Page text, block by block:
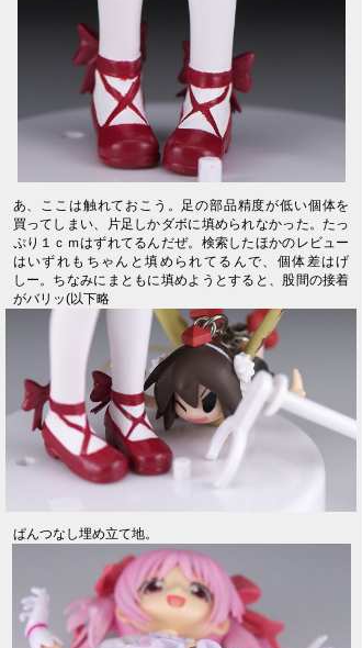
あ、ここは触れておこう。足の部品精度が低い個体を
買ってしまい、片足しかダボに填められなかった。たっ
ぷり１ｃｍはずれてるんだぜ。検索したほかのレビュー
はいずれもちゃんと填められてるんで、個体差はげ
しー。ちなみにまともに填めようとすると、股間の接着
がバリッ(以下略
ぱんつなし埋め立て地。